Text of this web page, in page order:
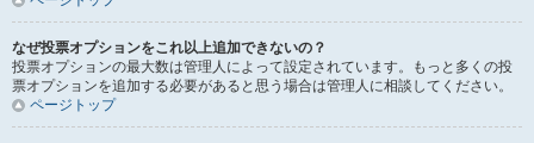
なぜ投票オプションをこれ以上追加できないの？
投票オプションの最大数は管理人によって設定されています。もっと多くの投
票オプションを追加する必要があると思う場合は管理人に相談してください。
ページトップ